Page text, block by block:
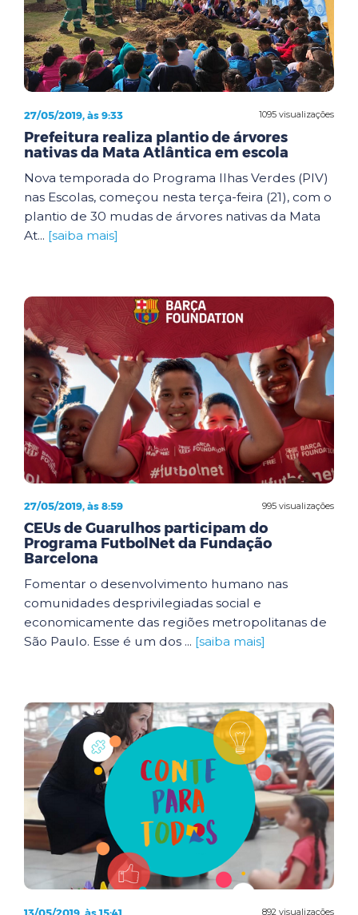
1095 visualizações
27/05/2019, às 9:33
Prefeitura realiza plantio de árvores
nativas da Mata Atlântica em escola
Nova temporada do Programa Ilhas Verdes (PIV)
nas Escolas, começou nesta terça-feira (21), com o
plantio de 30 mudas de árvores nativas da Mata
At... [saiba mais]
995 visualizações
27/05/2019, às 8:59
CEUs de Guarulhos participam do
Programa FutbolNet da Fundação
Barcelona
Fomentar o desenvolvimento humano nas
comunidades desprivilegiadas social e
economicamente das regiões metropolitanas de
São Paulo. Esse é um dos ... [saiba mais]
892 visualizações
13/05/2019, às 15:41